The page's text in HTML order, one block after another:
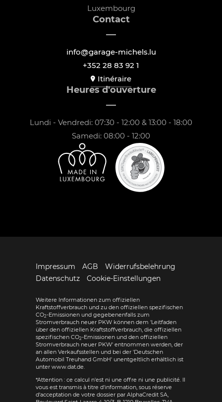
Luxembourg
Contact
info@garage-michels.lu
+352 28 83 92 1
Itinéraire
Heures d'ouverture
Lundi - Vendredi: 07:30 - 12:00 & 13:00 - 18:00
Samedi: 08:00 - 12:00
Impressum AGB
Widerrufsbelehrung
Datenschutz
Cookie-Einstellungen
Weitere Informationen zum offiziellen
Kraftstoffverbrauch und zu den offiziellen spezifischen
CO2-Emissionen und gegebenenfalls zum
Stromverbrauch neuer PKW können dem 'Leitfaden
über den offiziellen Kraftstoffverbrauch, die offiziellen
spezifischen CO2-Emissionen und den offiziellen
Stromverbrauch neuer PKW' entnommen werden, der
an allen Verkaufsstellen und bei der 'Deutschen
Automobil Treuhand GmbH' unentgeltlich erhältlich ist
unter www.dat.de.
*Attention : ce calcul n'est ni une offre ni une publicité. Il
vous est transmis à titre d'information, sous réserve
d'acceptation de votre dossier par AlphaCredit SA,